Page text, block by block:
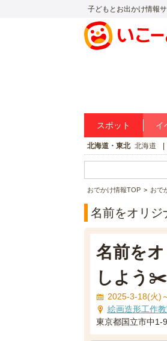
子どもとお出かけ情報
スポット イ
北海道・東北 北海道
おでかけ情報TOP おで
名前をオリ
名前を
しよう
2025-3-18(火)
絵画造形工作
東京都国立市中1-